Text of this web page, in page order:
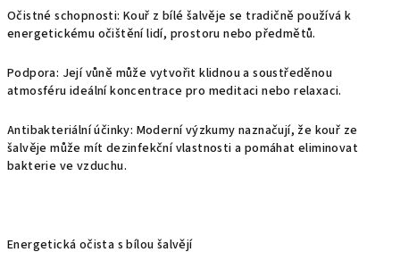
Očistné schopnosti: Kouř z bílé šalvěje se tradičně používá k
energetickému očištění lidí, prostoru nebo předmětů.
Podpora: Její vůně může vytvořit klidnou a soustředěnou
atmosféru ideální koncentrace pro meditaci nebo relaxaci.
Antibakteriální účinky: Moderní výzkumy naznačují, že kouř ze
šalvěje může mít dezinfekční vlastnosti a pomáhat eliminovat
bakterie ve vzduchu.
Energetická očista s bílou šalvějí